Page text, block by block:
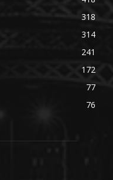
318
314
241
172
77
76